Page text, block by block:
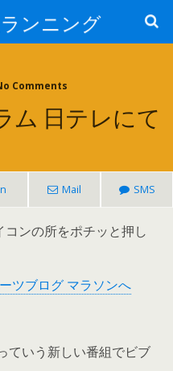
ンニング
Comments
ム 日テレにて
Mail SMS
コンの所をポチッと押し
ていう新しい番組でビブ